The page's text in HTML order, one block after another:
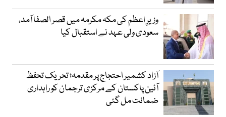
وزیرِ اعظم کی مکہ مکرمہ میں قصر الصفا آمد،
سعودی ولی عہد نے استقبال کیا
آزاد کشمیر احتجاج پر مقدمہ؛ تحریک تحفظ
آئین پاکستان کے مرکزی ترجمان کو راہداری
ضمانت مل گئی